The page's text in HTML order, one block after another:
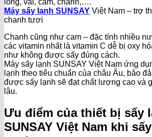
Máy sấy lạnh SUNSAY Việt Nam – trợ
chanh tươi
Chanh cũng như cam – đặc tính nhiều
các vitamin nhất là vitamin C dễ bị oxy
như không được sấy đúng cách.
Máy sấy lạnh SUNSAY Việt Nam ứng
lạnh theo tiêu chuẩn của châu Âu, bảo
được sấy lạnh sẽ đạt chất lượng cao và
lâu.
Ưu điểm của thiết bị sấy
SUNSAY Việt Nam khi